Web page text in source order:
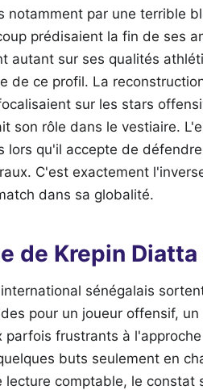
notamment par une terrible
prédisaient la fin de ses
autant sur ses qualités
de ce profil. La
sur les stars
son rôle dans le vestiaire.
lors qu'il accepte de
C'est exactement
dans sa globalité.
de Krepin
sénégalais
pour un joueur offensif,
parfois frustrants à
buts seulement en
comptable, le constat